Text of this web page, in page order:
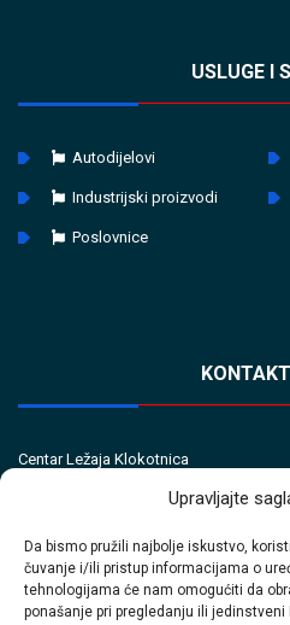
Upravljajte
Da bismo pružili najbolje iskustvo,
čuvanje i/ili pristup informacijama o
tehnologijama će nam omogućiti da
ponašanje pri pregledanju ili jedinstveni
USLUGE I
Autodijelovi
Industrijski proizvodi
Poslovnice
Centar Ležaja Klokotnica
Tel/Fax
+387 35 720 560 (Tel)